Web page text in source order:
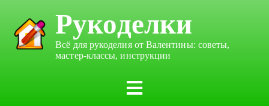
Рукоделки
Всё для рукоделия от Валентины: советы,
мастер-классы, инструкции